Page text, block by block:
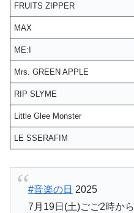
FRUITS ZIPPER
MAX
ME:I
Mrs. GREEN APPLE
RIP SLYME
Little Glee Monster
LE SSERAFIM
#音楽の日 2025
7月19日(土)ごご2時から